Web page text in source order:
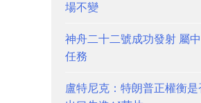
場不變
神舟二十二號成功發射 屬
任務
盧特尼克：特朗普正權衡